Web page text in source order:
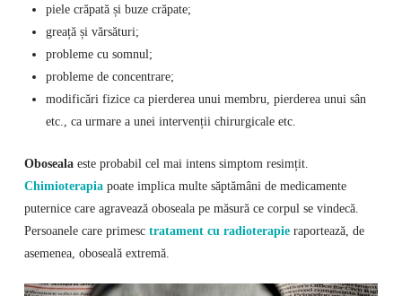
piele crăpată și buze crăpate;
greață și vărsături;
probleme cu somnul;
probleme de concentrare;
modificări fizice ca pierderea unui membru, pierderea unui sân
etc., ca urmare a unei intervenții chirurgicale etc.
Obosealaeste probabil cel mai intens simptom resimțit.
Chimioterapiapoate implica multe săptămâni de medicamente
puternice care agravează oboseala pe măsură ce corpul se vindecă.
Persoanele care primesc tratament cu radioterapieraportează, de
asemenea, oboseală extremă.